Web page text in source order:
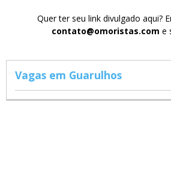
Quer ter seu link divulgado aqui?
contato@omoristas.com e
Vagas em Guarulhos